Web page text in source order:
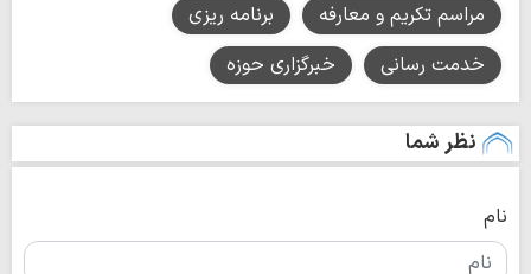
مراسم تکریم و معارفه
برنامه ریزی
خدمت رسانی
خبرگزاری حوزه
نظر شما
نام